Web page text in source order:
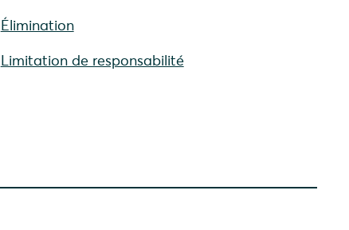
Élimination
Limitation de responsabilité